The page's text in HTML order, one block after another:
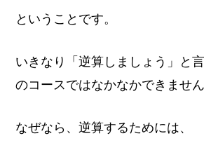
ということです。
いきなり「逆算しましょう」と
のコースではなかなかできません
なぜなら、逆算するためには、